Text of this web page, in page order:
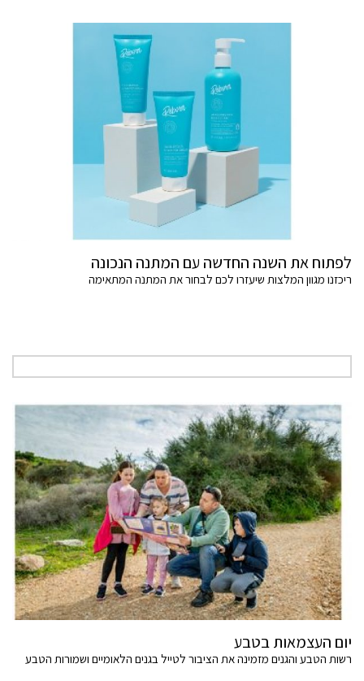
לפתוח את השנה החדשה עם המתנה הנכונה
ריכזנו מגוון המלצות שיעזרו לכם לבחור את המתנה המתאימה
יום העצמאות בטבע
רשות הטבע והגנים מזמינה את הציבור לטייל בגנים הלאומיים ושמורות הטבע